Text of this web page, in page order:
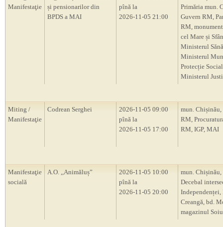
Manifestaţie
și pensionarilor din
BPDS a MAI
pînă la
2026-11-05 21:00
Primăria mun.
Guvern RM,
RM,
cel Mare și
Ministerul
Ministerul
Protecție
Ministerul
Miting /
Manifestaţie
Codrean Serghei
2026-11-05 09:00
pînă la
2026-11-05 17:00
mun. Chișinău,
RM,
RM, IGP, MAI
Manifestaţie
socială
A.O. ,,Animăluș”
2026-11-05 10:00
pînă la
2026-11-05 20:00
mun. Chișinău,
Decebal
Independenței,
Creangă, bd.
magazinul